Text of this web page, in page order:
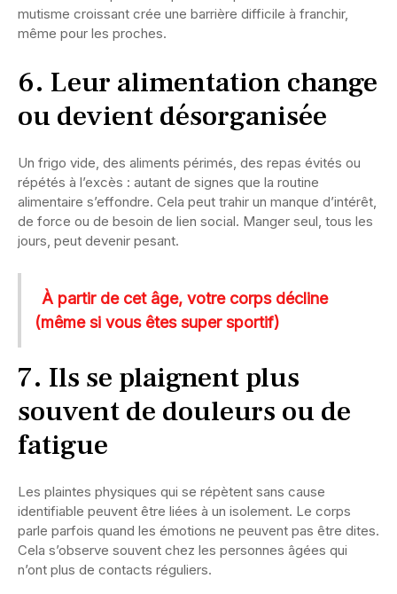
mutisme croissant crée une barrière difficile à franchir,
même pour les proches.
6. Leur alimentation change
ou devient désorganisée
Un frigo vide, des aliments périmés, des repas évités ou
répétés à l’excès : autant de signes que la routine
alimentaire s’effondre. Cela peut trahir un manque d’intérêt,
de force ou de besoin de lien social. Manger seul, tous les
jours, peut devenir pesant.
À partir de cet âge, votre corps décline
(même si vous êtes super sportif)
7. Ils se plaignent plus
souvent de douleurs ou de
fatigue
Les plaintes physiques qui se répètent sans cause
identifiable peuvent être liées à un isolement. Le corps
parle parfois quand les émotions ne peuvent pas être dites.
Cela s’observe souvent chez les personnes âgées qui
n’ont plus de contacts réguliers.